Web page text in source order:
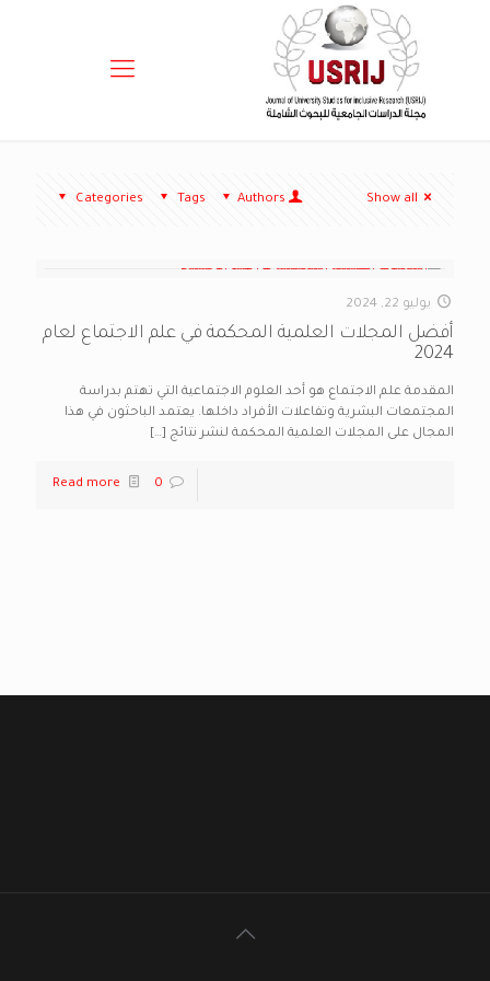
Categories Tags Authors Show all
يوليو 22, 2024
أفضل المجلات العلمية المحكمة في علم الاجتماع لعام
2024
المقدمة علم الاجتماع هو أحد العلوم الاجتماعية التي تهتم بدراسة
المجتمعات البشرية وتفاعلات الأفراد داخلها. يعتمد الباحثون في هذا
المجال على المجلات العلمية المحكمة لنشر نتائج […]
0
Read more